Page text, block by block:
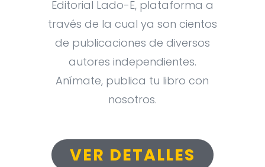
Editorial Lado-E, plataforma a
través de la cual ya son cientos
de publicaciones de diversos
autores independientes.
Anímate, publica tu libro con
nosotros.
VER DETALLES